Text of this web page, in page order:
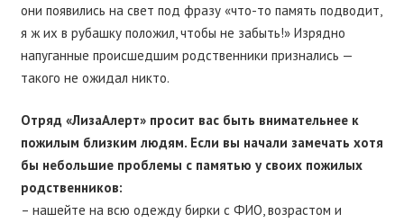
они появились на свет под фразу «что-то память подводит,
я ж их в рубашку положил, чтобы не забыть!» Изрядно
напуганные происшедшим родственники признались —
такого не ожидал никто.
Отряд «ЛизаАлерт» просит вас быть внимательнее к
пожилым близким людям. Если вы начали замечать хотя
бы небольшие проблемы с памятью у своих пожилых
родственников:
– нашейте на всю одежду бирки с ФИО, возрастом и